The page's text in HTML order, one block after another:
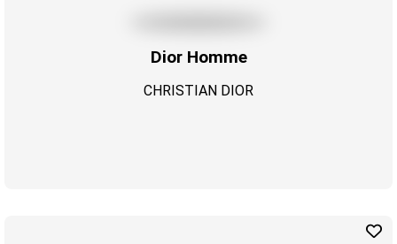
Dior Homme
CHRISTIAN DIOR